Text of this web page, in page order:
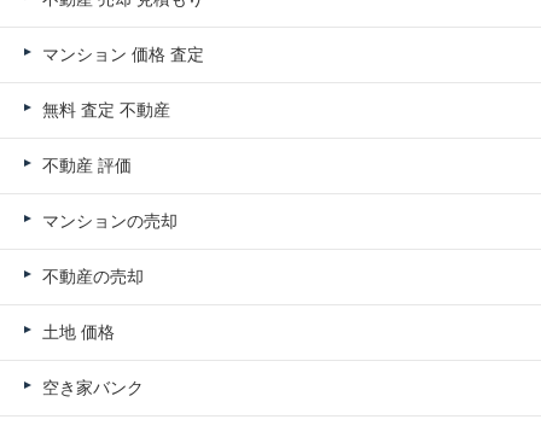
マンション 価格 査定
無料 査定 不動産
不動産 評価
マンションの売却
不動産の売却
土地 価格
空き家バンク